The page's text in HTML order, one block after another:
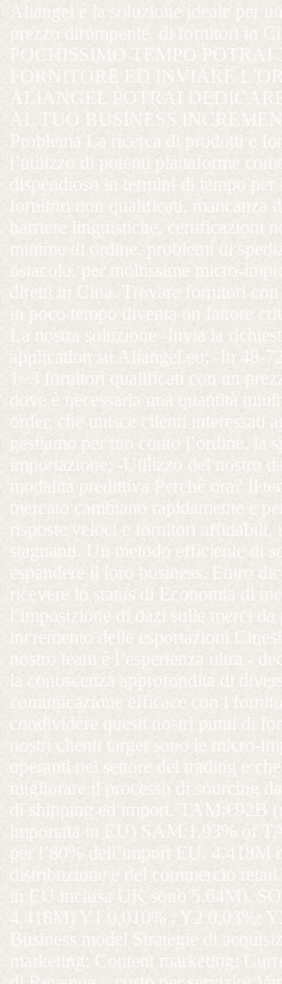
Aliangel è la soluzione ideale per
prezzo dirompente, di fornitori in
POCHISSIMO TEMPO POTRAI
FORNITORE ED INVIARE
ALIANGEL POTRAI
AL TUO BUSINESS
Problema La ricerca di prodotti e
l’utilizzo di potenti piattaforme
dispendioso in termini di tempo per
fornitori non qualificati, mancanza
barriere linguistiche, certificazioni
minime di ordine, problemi di
ostacolo, per moltissime micro-
diretti in Cina. Trovare fornitori con
in poco tempo diventa un fattore
La nostra soluzione -Invia la
application su Aliangel.eu; -In 48-
1~3 fornitori qualificati con un
dove è necessaria una quantità
order, che unisce clienti interessati
gestiamo per tuo conto l’ordine, la
importazione; -Utilizzo del nostro
modalità predittiva Perchè ora? Il
mercato cambiano rapidamente e
risposte veloci e fornitori
stagnanti. Un metodo efficiente di
espandere il loro business. Entro
ricevere lo status di Economia di
l’imposizione di dazi sulle merci
incremento delle esportazioni
nostro team è l’esperienza ultra -
la conoscenza approfondita di
comunicazione efficace con i
condividere questi nostri punti di
nostri clienti target sono le micro-
operanti nel settore del trading e
migliorare il processo di sourcing
di shipping ed import. TAM:€92B
importata in EU) SAM:1,93% of
per l’80% dell’import EU. 4.418M
distribuzione e del commercio
in EU inclusa UK sono 5.64M).
4.418M) Y1 0,010% ; Y2 0,03%;
Business model Strategie di
marketing; Content marketing;